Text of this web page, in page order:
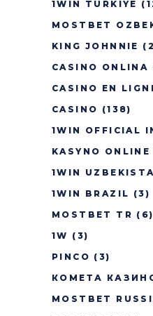
1WIN TURKIYE
MOSTBET
KING JOHNNIE
CASINO ONLINA
CASINO EN
CASINO (138)
1WIN OFFICIAL
KASYNO ONLINE
1WIN
1WIN BRAZIL (3)
MOSTBET TR (6)
1W (3)
PINCO (3)
КОМЕТА
MOSTBET